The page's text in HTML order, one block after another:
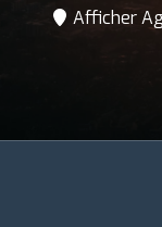
Afficher